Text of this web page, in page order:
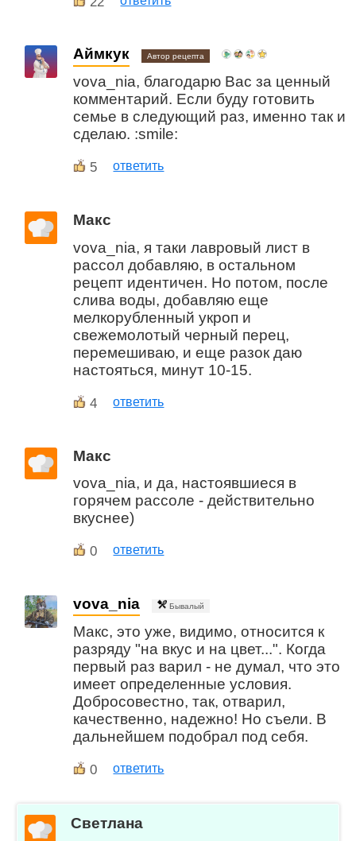
Аймкук Автор рецепта
vova_nia, благодарю Вас за ценный
комментарий. Если буду готовить
семье в следующий раз, именно так и
сделаю. :smile:
5 ответить
Макс
vova_nia, я таки лавровый лист в
рассол добавляю, в остальном
рецепт идентичен. Но потом, после
слива воды, добавляю еще
мелкорубленный укроп и
свежемолотый черный перец,
перемешиваю, и еще разок даю
настояться, минут 10-15.
4 ответить
Макс
vova_nia, и да, настоявшиеся в
горячем рассоле - действительно
вкуснее)
0 ответить
vova_nia Бывалый
Макс, это уже, видимо, относится к
разряду "на вкус и на цвет...". Когда
первый раз варил - не думал, что это
имеет определенные условия.
Добросовестно, так, отварил,
качественно, надежно! Но съели. В
дальнейшем подобрал под себя.
0 ответить
Светлана